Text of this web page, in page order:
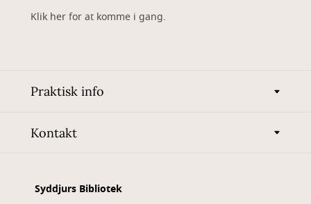
Klik her for at komme i gang.
Praktisk info
Kontakt
Syddjurs Bibliotek